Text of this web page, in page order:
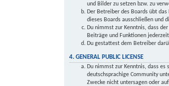
und Bilder zu setzen bzw. zu
Der Betreiber des Boards übt
dieses Boards ausschließen und
Du nimmst zur Kenntnis, dass
Beiträge und Funktionen
Du gestattest dem Betreiber
4. GENERAL PUBLIC LICENSE
Du nimmst zur Kenntnis, dass
deutschsprachige Community
Zwecke nicht untersagen oder